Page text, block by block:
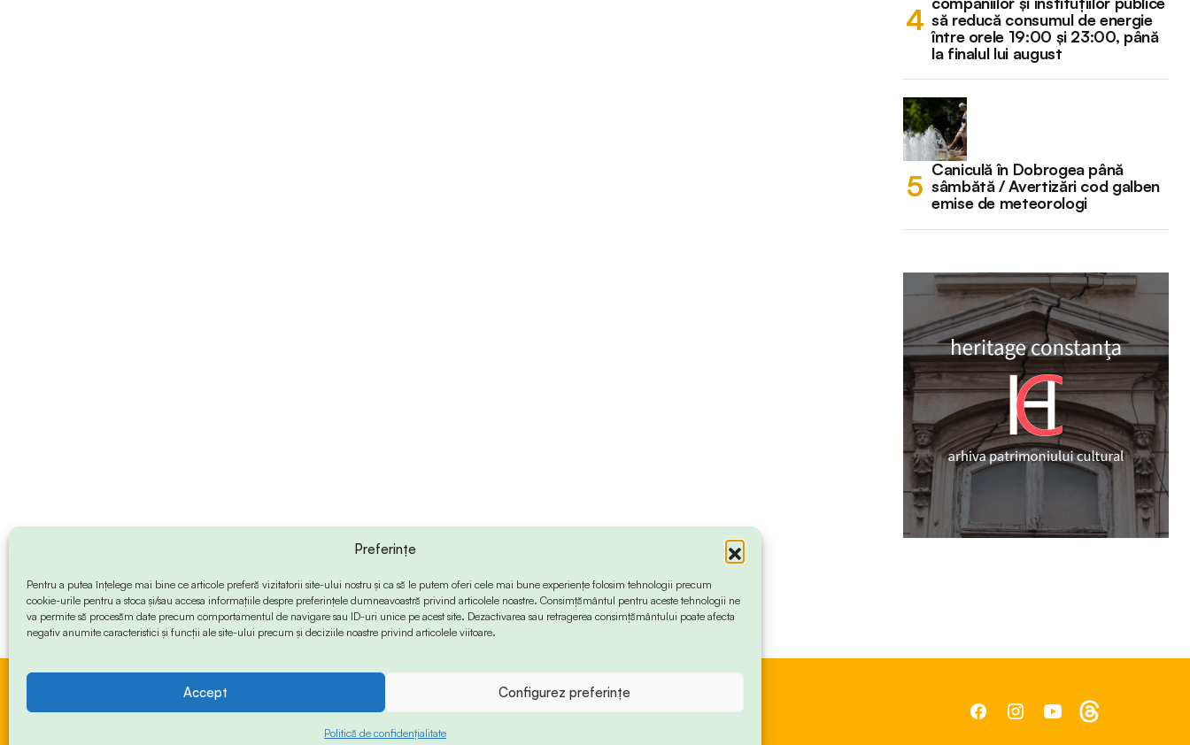
Preferințe
Pentru a putea înțelege mai bine ce articole preferă vizitatorii site-ului nostru și ca să le putem oferi cele mai bune experiențe folosim tehnologii precum
cookie-urile pentru a stoca și/sau accesa informațiile despre preferințele dumneavoastră privind articolele noastre. Consimțământul pentru aceste tehnologii ne
va permite să procesăm date precum comportamentul de navigare sau ID-uri unice pe acest site. Dezactivarea sau retragerea consimțământului poate afecta
negativ anumite caracteristici și funcții ale site-ului precum și deciziile noastre privind articolele viitoare.
Accept Configurez preferințe
Politică de confidențialitate
să reducă consumul de energie
între orele 19:00 și 23:00, până
la finalul lui august
Caniculă în Dobrogea până
sâmbătă / Avertizări cod galben
emise de meteorologi
© 2024 Info-Sud-Est. All Rights Reserved.